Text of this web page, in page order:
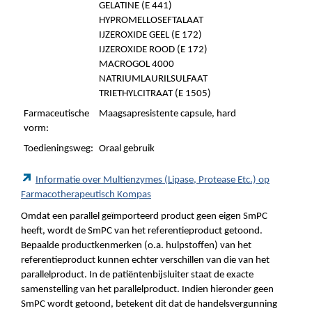
GELATINE (E 441)
HYPROMELLOSEFTALAAT
IJZEROXIDE GEEL (E 172)
IJZEROXIDE ROOD (E 172)
MACROGOL 4000
NATRIUMLAURILSULFAAT
TRIETHYLCITRAAT (E 1505)
Farmaceutische
vorm:
Maagsapresistente capsule, hard
Toedieningsweg: Oraal gebruik
Informatie over Multienzymes (Lipase, Protease Etc.) op
Farmacotherapeutisch Kompas
Omdat een parallel geïmporteerd product geen eigen SmPC
heeft, wordt de SmPC van het referentieproduct getoond.
Bepaalde productkenmerken (o.a. hulpstoffen) van het
referentieproduct kunnen echter verschillen van die van het
parallelproduct. In de patiëntenbijsluiter staat de exacte
samenstelling van het parallelproduct. Indien hieronder geen
SmPC wordt getoond, betekent dit dat de handelsvergunning